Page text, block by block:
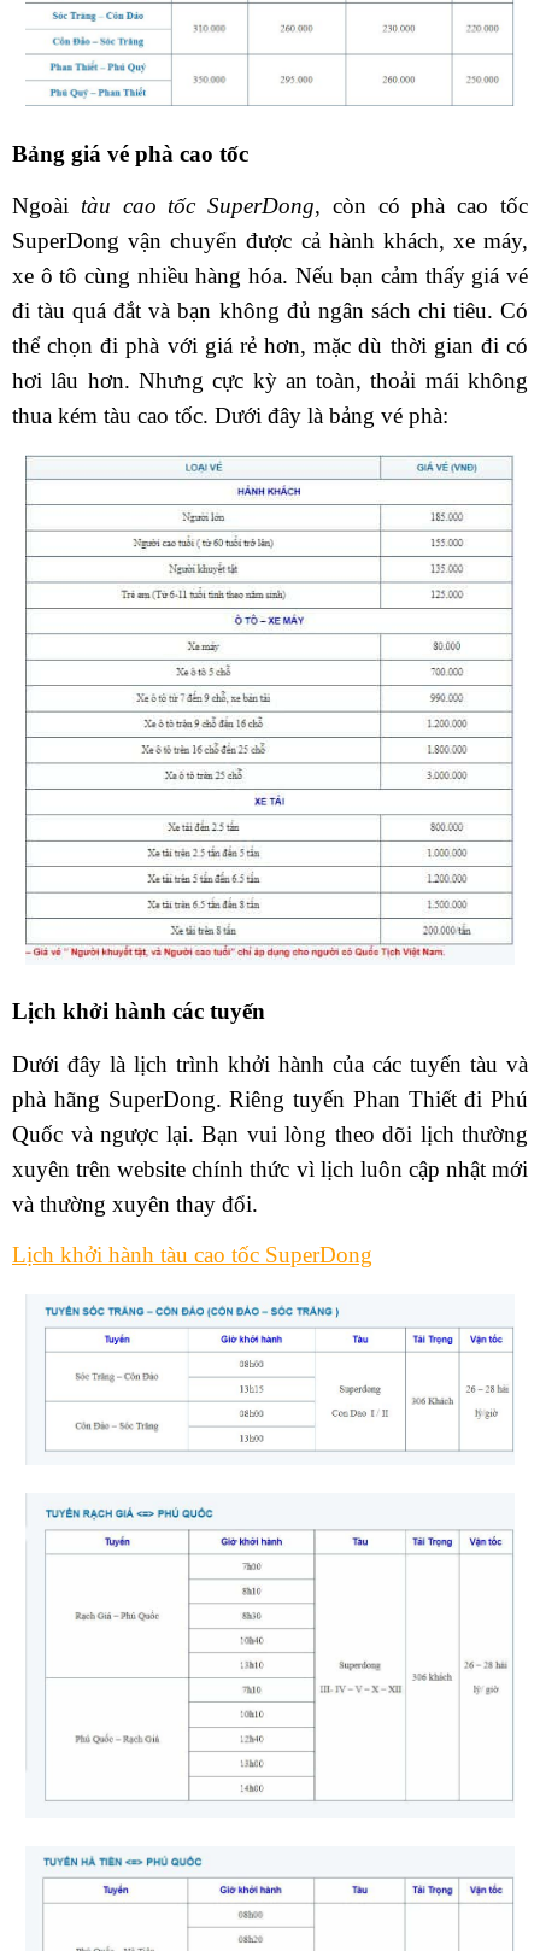
Bảng giá vé phà cao tốc
Ngoài tàu cao tốc SuperDong, còn có phà cao tốc
SuperDong vận chuyển được cả hành khách, xe máy,
xe ô tô cùng nhiều hàng hóa. Nếu bạn cảm thấy giá vé
đi tàu quá đắt và bạn không đủ ngân sách chi tiêu. Có
thể chọn đi phà với giá rẻ hơn, mặc dù thời gian đi có
hơi lâu hơn. Nhưng cực kỳ an toàn, thoải mái không
thua kém tàu cao tốc. Dưới đây là bảng vé phà:
Lịch khởi hành các tuyến
Dưới đây là lịch trình khởi hành của các tuyến tàu và
phà hãng SuperDong. Riêng tuyến Phan Thiết đi Phú
Quốc và ngược lại. Bạn vui lòng theo dõi lịch thường
xuyên trên website chính thức vì lịch luôn cập nhật mới
và thường xuyên thay đổi.
Lịch khởi hành tàu cao tốc SuperDong